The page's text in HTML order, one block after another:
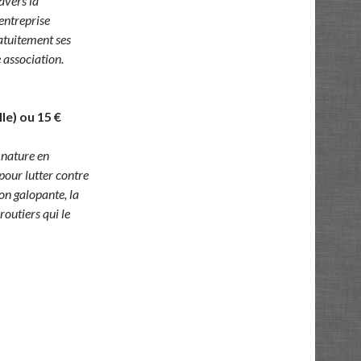
ses
ou 15 €
en
lutter contre
galopante, la
qui le